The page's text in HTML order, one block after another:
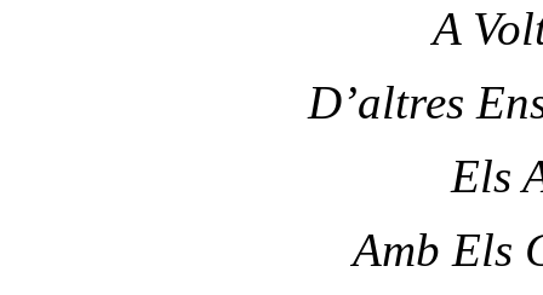
A
D’altres
Els
Amb Els